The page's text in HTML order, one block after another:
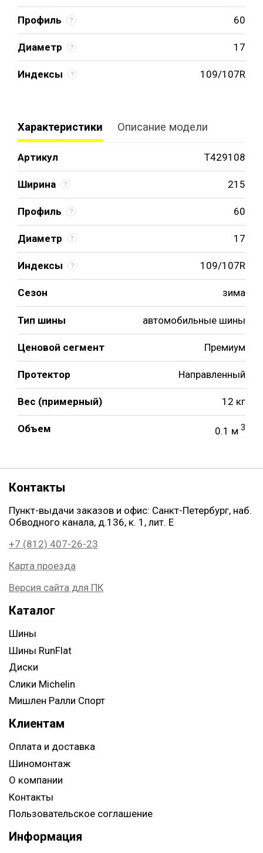
Профиль 60
Диаметр 17
Индексы 109/107R
Характеристики Описание модели
Артикул T429108
Ширина 215
Профиль 60
Диаметр 17
Индексы 109/107R
Сезон зима
Тип шины автомобильные шины
Ценовой сегмент Премиум
Протектор Направленный
Вес (примерный) 12 кг
Объем 0.1 м 3
Контакты
Пункт-выдачи заказов и офис: Санкт-Петербург, наб.
Обводного канала, д.136, к. 1, лит. Е
+7 (812) 407-26-23
Карта проезда
Версия сайта для ПК
Каталог
Шины
Шины RunFlat
Диски
Слики Michelin
Мишлен Ралли Спорт
Клиентам
Оплата и доставка
Шиномонтаж
О компании
Контакты
Пользовательское соглашение
Информация